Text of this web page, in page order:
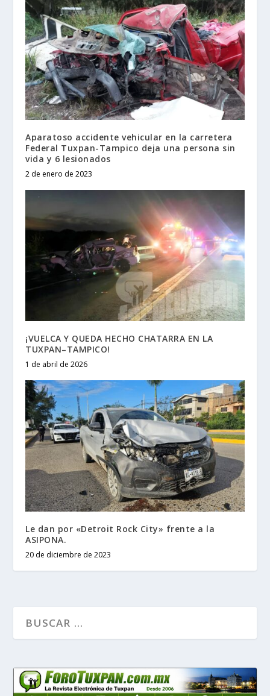
Aparatoso accidente vehicular en la carretera
Federal Tuxpan-Tampico deja una persona sin
vida y 6 lesionados
2 de enero de 2023
¡VUELCA Y QUEDA HECHO CHATARRA EN LA
TUXPAN–TAMPICO!
1 de abril de 2026
Le dan por «Detroit Rock City» frente a la
ASIPONA.
20 de diciembre de 2023